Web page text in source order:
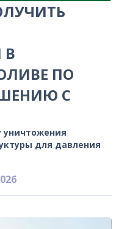
В
ПО
С
уничтожения
для давления